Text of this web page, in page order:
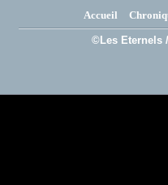
Accueil
©Les Eternels